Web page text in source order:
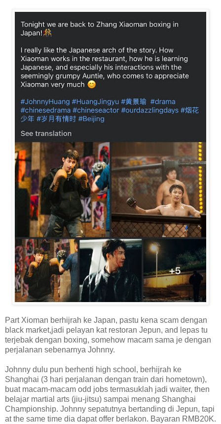
Part Xioman berhijrah ke Japan, pastu kena scam dengan
black market,jadi pelayan kat restoran Jepun, and lepas tu
terjebak dengan boxing, somehow macam sama je dengan
perjalanan sebenarnya Johnny.
Johnny dulu pun berhenti high school, berhijrah ke
Shanghai (3 hari perjalanan dengan train dari hometown),
buat macam-macam odd jobs termasuklah jadi waiter, then
belajar martial arts (jiu-jitsu) sampai menang Shanghai
Championship. Johnny sepatutnya bertanding di Jepun, tapi
at the same time dia dapat offer berlakon. Bayaran RMB20K.